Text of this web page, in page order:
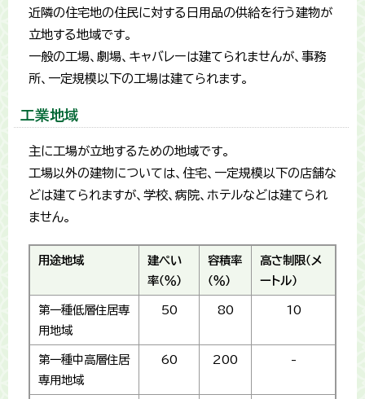
近隣の住宅地の住民に対する日用品の供給を行う建物が
立地する地域です。
一般の工場、劇場、キャバレーは建てられませんが、事務
所、一定規模以下の工場は建てられます。
工業地域
主に工場が立地するための地域です。
工場以外の建物については、住宅、一定規模以下の店舗な
どは建てられますが、学校、病院、ホテルなどは建てられ
ません。
用途地域
建ぺい
率（％）
容積率
（％）
高さ制限（メ
ートル）
第一種低層住居専
用地域
50 80 10
第一種中高層住居
専用地域
60 200 -